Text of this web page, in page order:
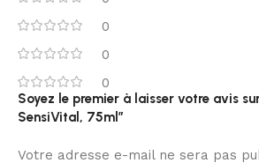
0
0
0
Soyez le premier à laisser votre avis
SensiVital, 75ml”
Votre adresse e-mail ne sera pas